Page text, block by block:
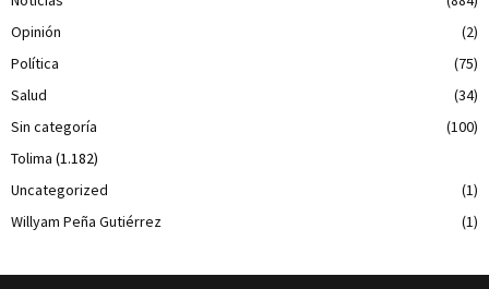
Opinión
(2)
Política
(75)
Salud
(34)
Sin categoría
(100)
Tolima (1.182)
Uncategorized
(1)
Willyam Peña Gutiérrez
(1)